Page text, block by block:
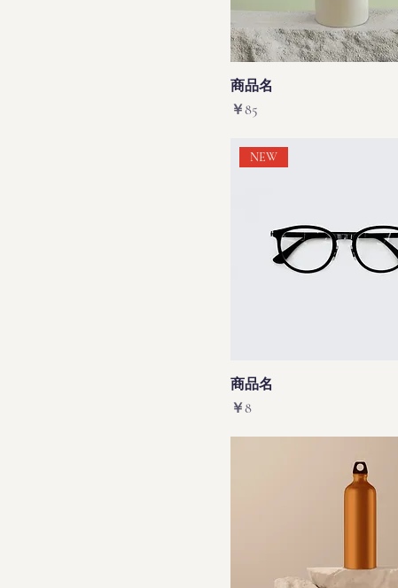
商品名
価格
￥85
NEW
商品名
価格
￥8